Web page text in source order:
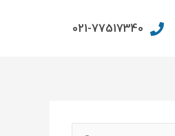
021-77517340